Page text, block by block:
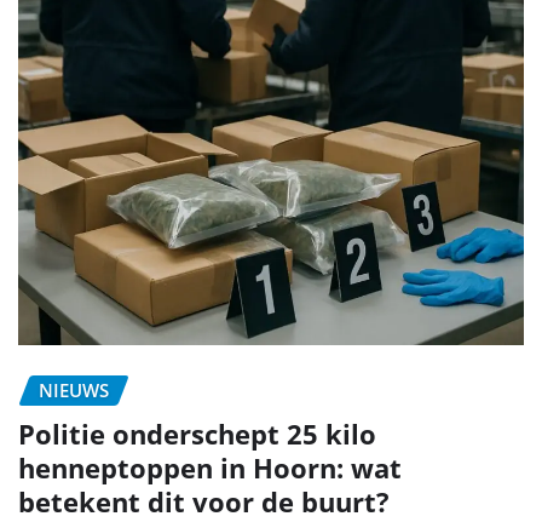
NIEUWS
Politie onderschept 25 kilo
henneptoppen in Hoorn: wat
betekent dit voor de buurt?